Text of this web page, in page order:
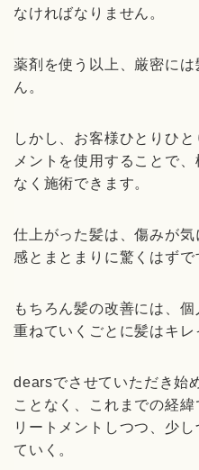
なければなりません。
薬剤を使う以上、厳密に
ん。
しかし、お客様ひとりひ
メントを使用することで
なく施術できます。
仕上がった髪は、傷みが
感とまとまりに驚くはずで
もちろん髪の改善には、
重ねていくごとに髪はキレ
dearsでさせていただき始
ことなく、これまでの経
リートメントしつつ、少
ていく。